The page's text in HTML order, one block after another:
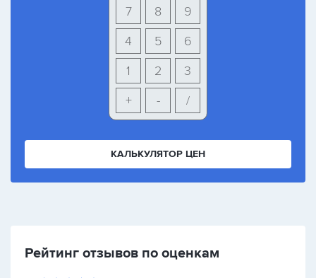
9
8
7
6
5
4
3
2
1
+
- /
КАЛЬКУЛЯТОР ЦЕН
Рейтинг отзывов по оценкам